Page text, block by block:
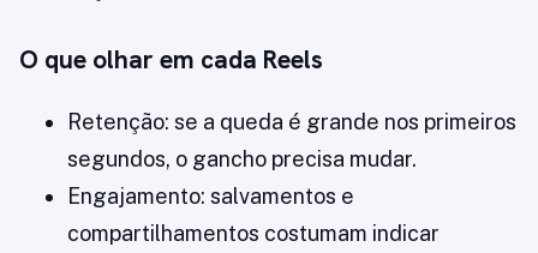
O que olhar em cada Reels
Retenção: se a queda é grande nos primeiros
segundos, o gancho precisa mudar.
Engajamento: salvamentos e
compartilhamentos costumam indicar